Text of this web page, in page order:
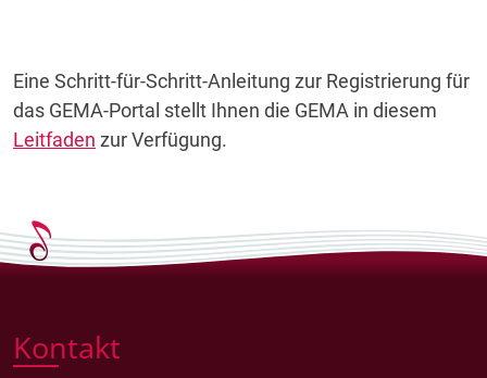
Eine Schritt-für-Schritt-Anleitung zur Registrierung für
das GEMA-Portal stellt Ihnen die GEMA in diesem
Leitfaden zur Verfügung.
Kontakt